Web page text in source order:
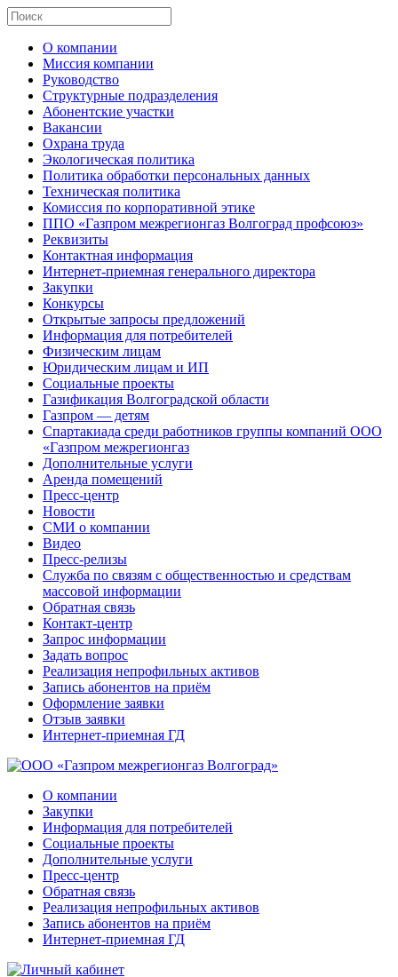
О компании
Миссия компании
Руководство
Структурные подразделения
Абонентские участки
Вакансии
Охрана труда
Экологическая политика
Политика обработки персональных данных
Техническая политика
Комиссия по корпоративной этике
ППО «Газпром межрегионгаз Волгоград профсоюз»
Реквизиты
Контактная информация
Интернет-приемная генерального директора
Закупки
Конкурсы
Открытые запросы предложений
Информация для потребителей
Физическим лицам
Юридическим лицам и ИП
Социальные проекты
Газификация Волгоградской области
Газпром — детям
Спартакиада среди работников группы компаний ООО
«Газпром межрегионгаз
Дополнительные услуги
Аренда помещений
Пресс-центр
Новости
СМИ о компании
Видео
Пресс-релизы
Служба по связям с общественностью и средствам
массовой информации
Обратная связь
Контакт-центр
Запрос информации
Задать вопрос
Реализация непрофильных активов
Запись абонентов на приём
Оформление заявки
Отзыв заявки
Интернет-приемная ГД
О компании
Закупки
Информация для потребителей
Социальные проекты
Дополнительные услуги
Пресс-центр
Обратная связь
Реализация непрофильных активов
Запись абонентов на приём
Интернет-приемная ГД